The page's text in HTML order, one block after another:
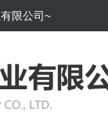
限公司~